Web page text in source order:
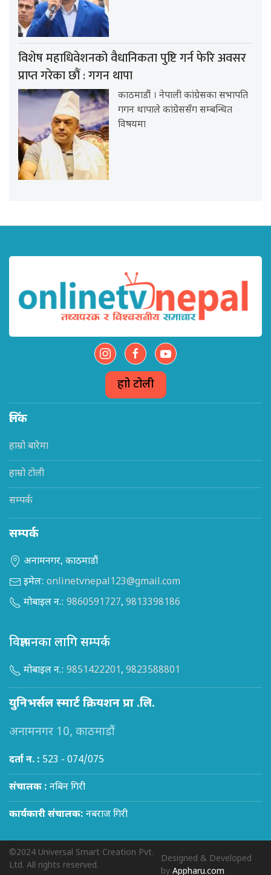
विशेष महाधिवेशनको वैधानिकता पुष्टि गर्न फेरि अवसर
प्राप्त गरेका छौं : गगन थापा
काठमाडौं । नेपाली कांग्रेसका सभापति
गगन थापाले कांग्रेससँग सम्बन्धित
विषयमा
हाम्रो टोली
लिंक
हाम्रो बारेमा
हाम्रो टोली
सम्पर्क
सम्पर्क
अनामनगर, काठमाडौं
इमेल: onlinetvnepal123@gmail.com
मोबाइल न.: 9860591727, 9813398186
विज्ञापनका लागि सम्पर्क
मोबाइल न.: 9851422201, 9823588801
युनिभर्सल स्मार्ट क्रियशन प्रा .लि.
अनामनगर 10, काठमाडौं
दर्ता न. : 523 - 074/075
संचालक : नबिन गिरी
कार्यकारी संचालक: नबराज गिरी
©2024 Universal Smart Creation Pvt.
Ltd. All rights reserved.
Designed & Developed
byAppharu.com